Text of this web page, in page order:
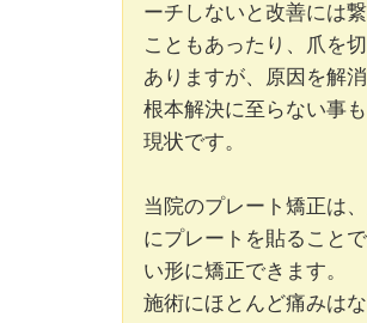
ーチしないと改善には
こともあったり、爪を
ありますが、原因を解
根本解決に至らない事
現状です。
当院のプレート矯正は
にプレートを貼ること
い形に矯正できます。
施術にほとんど痛みは